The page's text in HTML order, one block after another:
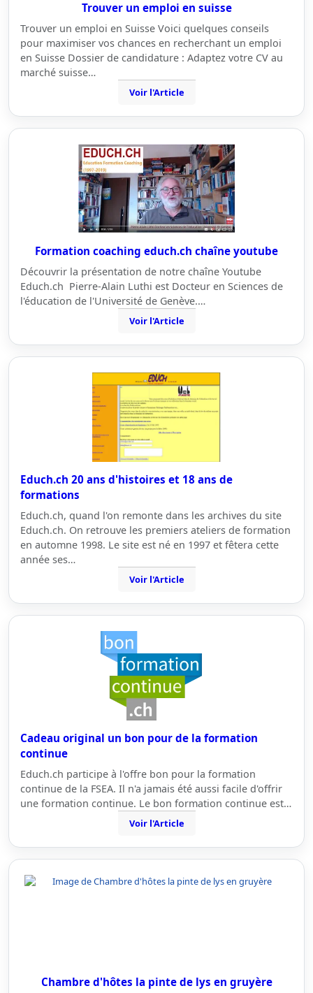
Trouver un emploi en suisse
Trouver un emploi en Suisse Voici quelques conseils
pour maximiser vos chances en recherchant un emploi
en Suisse Dossier de candidature : Adaptez votre CV au
marché suisse…
Voir l'Article
Formation coaching educh.ch chaîne youtube
Découvrir la présentation de notre chaîne Youtube
Educh.ch Pierre-Alain Luthi est Docteur en Sciences de
l'éducation de l'Université de Genève.…
Voir l'Article
Educh.ch 20 ans d'histoires et 18 ans de
formations
Educh.ch, quand l'on remonte dans les archives du site
Educh.ch. On retrouve les premiers ateliers de formation
en automne 1998. Le site est né en 1997 et fêtera cette
année ses…
Voir l'Article
Cadeau original un bon pour de la formation
continue
Educh.ch participe à l'offre bon pour la formation
continue de la FSEA. Il n'a jamais été aussi facile d'offrir
une formation continue. Le bon formation continue est…
Voir l'Article
Chambre d'hôtes la pinte de lys en gruyère